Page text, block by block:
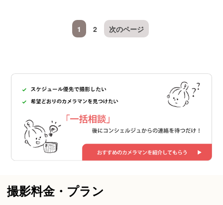
1 2 次のページ
撮影料金・プラン